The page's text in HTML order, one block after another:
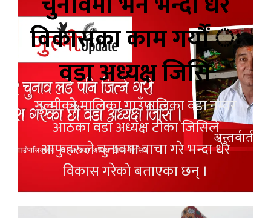
विकासका काम गर्यौं ः
वडा अध्यक्ष जिसि
गुल्मीको मालिका गाउँपालिका वडा नम्वर
आठका वडा अध्यक्ष टीका जिसिले
आफुहरुले चुनावमा बाचा गरे भन्दा धेरै
विकास गरेको बताएका छन् ।